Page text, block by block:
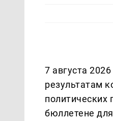
7 августа
результатам
политических
бюллетене